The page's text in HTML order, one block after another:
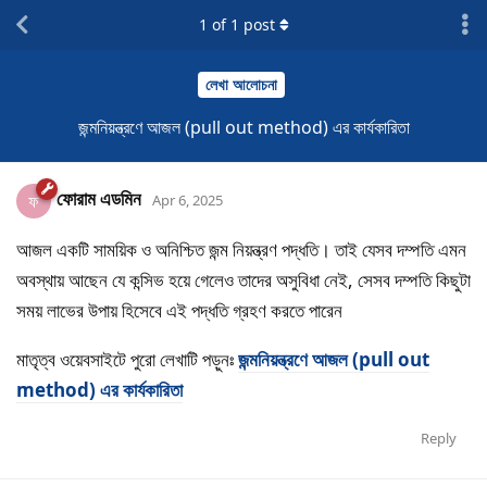
লেখা আলোচনা
জন্মনিয়ন্ত্রণে আজল (pull out method) এর কার্যকারিতা
1 of 1 post
ফ ফোরাম এডমিন Apr 6, 2025
আজল একটি সাময়িক ও অনিশ্চিত জন্ম নিয়ন্ত্রণ পদ্ধতি। তাই যেসব দম্পতি এমন
অবস্থায় আছেন যে কন্সিভ হয়ে গেলেও তাদের অসুবিধা নেই, সেসব দম্পতি কিছুটা
সময় লাভের উপায় হিসেবে এই পদ্ধতি গ্রহণ করতে পারেন
মাতৃত্ব ওয়েবসাইটে পুরো লেখাটি পড়ুনঃজন্মনিয়ন্ত্রণে আজল (pull out
method) এর কার্যকারিতা
Reply